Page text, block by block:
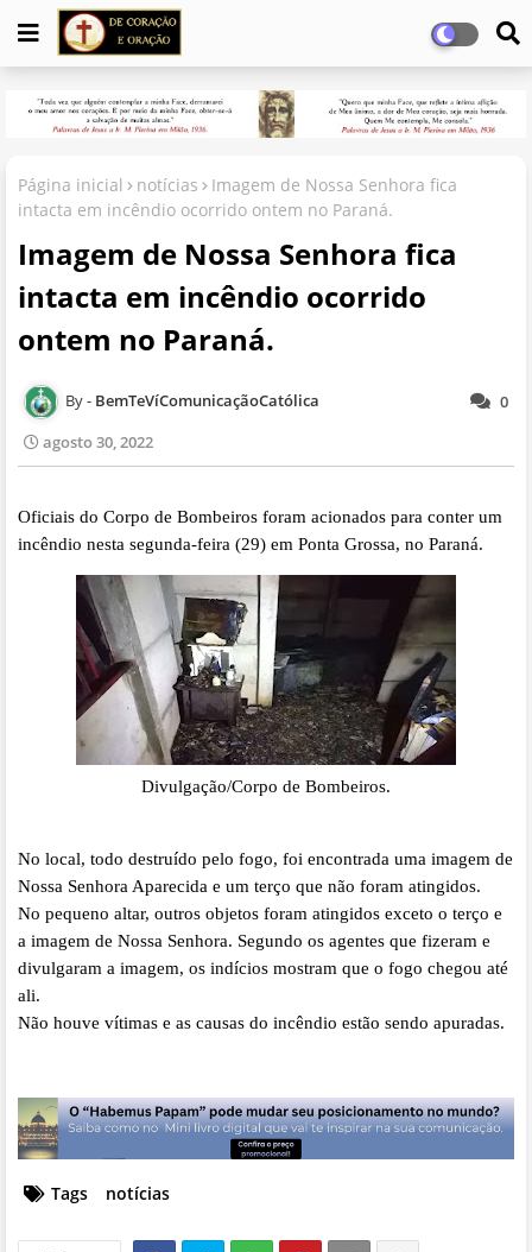
Página inicial notícias
Imagem de Nossa Senhora fica
intacta em incêndio ocorrido ontem no Paraná.
Imagem de Nossa Senhora fica
intacta em incêndio ocorrido
ontem no Paraná.
0
BemTeVíComunicaçãoCatólica
agosto 30, 2022
Oficiais do Corpo de Bombeiros foram acionados para conter um
incêndio nesta segunda-feira (29) em Ponta Grossa, no Paraná.
Divulgação/Corpo de Bombeiros.
No local, todo destruído pelo fogo, foi encontrada uma imagem de
Nossa Senhora Aparecida e um terço que não foram atingidos.
No pequeno altar, outros objetos foram atingidos exceto o terço e
a imagem de Nossa Senhora. Segundo os agentes que fizeram e
divulgaram a imagem, os indícios mostram que o fogo chegou até
ali.
Não houve vítimas e as causas do incêndio estão sendo apuradas.
Tags notícias